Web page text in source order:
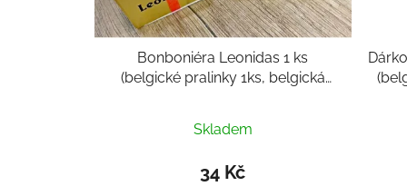
Bonboniéra Leonidas 1 ks
(belgické pralinky 1ks, belgická
Skladem
34 Kč